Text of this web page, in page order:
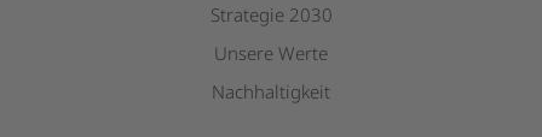
Strategie 2030
Unsere Werte
Nachhaltigkeit